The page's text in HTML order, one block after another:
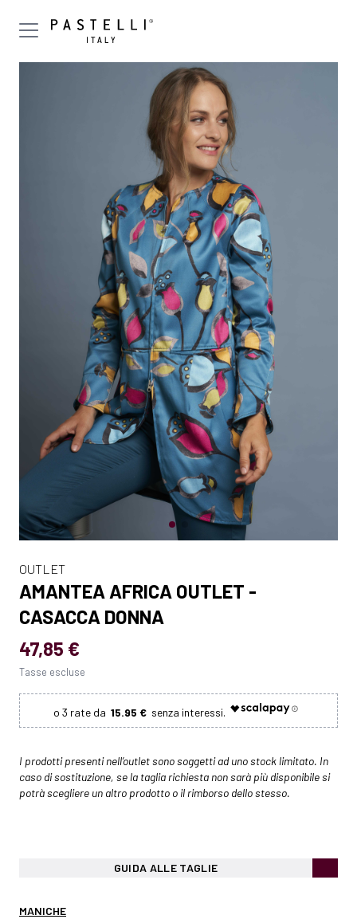
OUTLET
AMANTEA AFRICA OUTLET -
CASACCA DONNA
47,85 €
Tasse escluse
15.95 €
I prodotti presenti nell’outlet sono soggetti ad uno stock limitato. In
caso di sostituzione, se la taglia richiesta non sarà più disponibile si
potrà scegliere un altro prodotto o il rimborso dello stesso.
GUIDA ALLE TAGLIE
MANICHE